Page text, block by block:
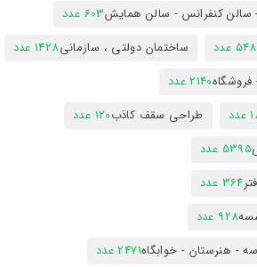
- سالن کنفرانس - سالن همایش603 عدد
عدد ساختمان دولتی ، سازمانی1428 عدد
2140 عدد
طراحی سقف کاذب120 عدد
5395 عدد
364 عدد
928 عدد
- هنرستان - خوابگاه2471 عدد